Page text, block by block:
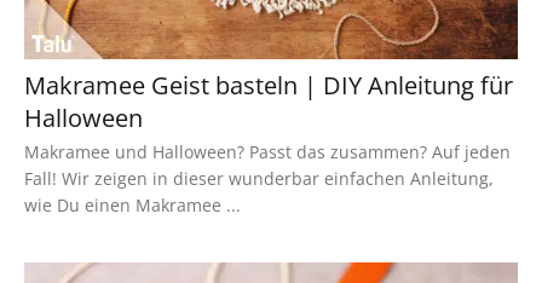
Makramee Geist basteln | DIY Anleitung für
Halloween
Makramee und Halloween? Passt das zusammen? Auf jeden
Fall! Wir zeigen in dieser wunderbar einfachen Anleitung,
wie Du einen Makramee ...